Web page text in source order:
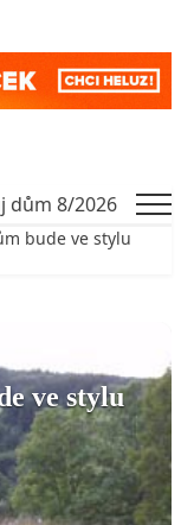
bude ve stylu
ve stylu